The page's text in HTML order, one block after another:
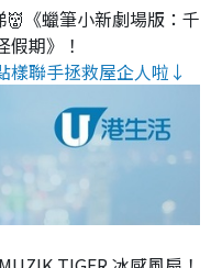
👹《蠟筆小新劇場版：千
期》！
樣聯手拯救屋企人啦↓